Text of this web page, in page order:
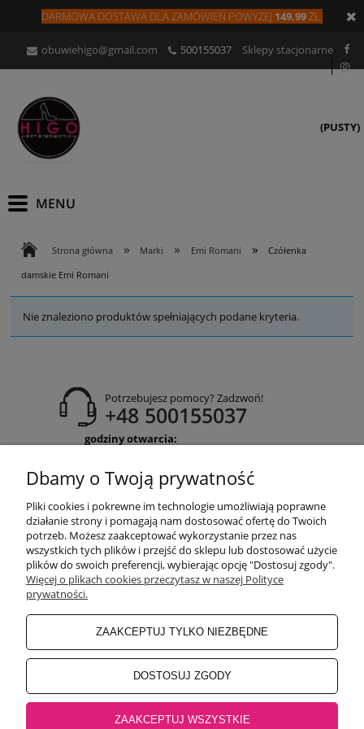
DARMOWA DOSTAWA DLAZAMÓWIEŃ POWYŻEJ 149,99ZŁ.
obuwiehigo@gmail.com 500155037 Sklepy stacjonarne
(PUSTY)
Strona główna » Marki » Emi Romani »
Czółenka
damskie Emi Romani
Nie znaleziono produktów spełniających podane kryteria.
Potrzebujesz pomocy? Zadzwoń!
+48 500155037
godziny otwarcia:
obuwiehigo@gmail.com
WARUNKI ZAKUPÓW
MOJE KONTO
INFORMACJE O SKLEPIE
BEZPIECZNE PŁATNOŚCI
32-500 Chrzanów, Rynek 18 |Salon Jaworzno
Dbamy o Twoją prywatność
Pliki cookies i pokrewne im technologie umożliwiają poprawne
działanie strony i pomagają nam dostosować ofertę do Twoich
potrzeb. Możesz zaakceptować wykorzystanie przez nas
wszystkich tych plików i przejść do sklepu lub dostosować użycie
plików do swoich preferencji, wybierając opcję "Dostosuj zgody".
Więcej o plikach cookies przeczytasz w naszej Polityce
prywatności.
ZAAKCEPTUJ TYLKO NIEZBĘDNE
DOSTOSUJ ZGODY
ZAAKCEPTUJ WSZYSTKIE